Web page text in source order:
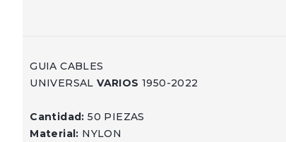
GUIA CABLES
UNIVERSAL VARIOS 1950-2022
Cantidad:50 PIEZAS
Material: NYLON